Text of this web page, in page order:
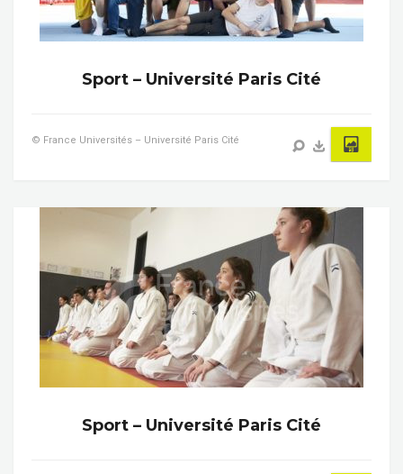
Sport – Université Paris Cité
© France Universités – Université Paris Cité
Sport – Université Paris Cité